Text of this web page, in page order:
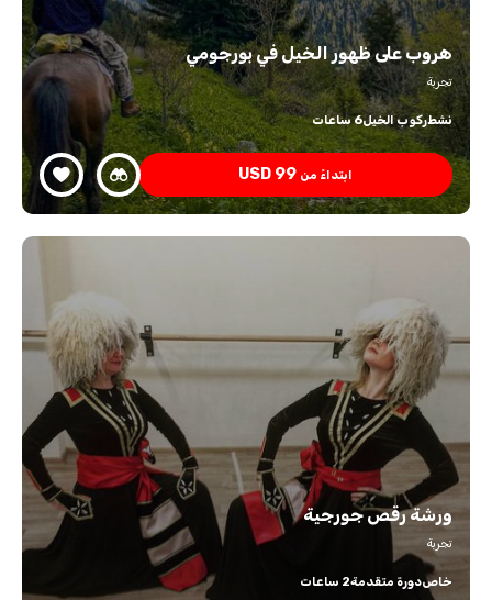
هروب على ظهور الخيل في بورجومي
تجربة
نشطركوب الخيل6 ساعات
ابتداءً من USD 99
ورشة رقص جورجية
تجربة
خاصدورة متقدمة2 ساعات